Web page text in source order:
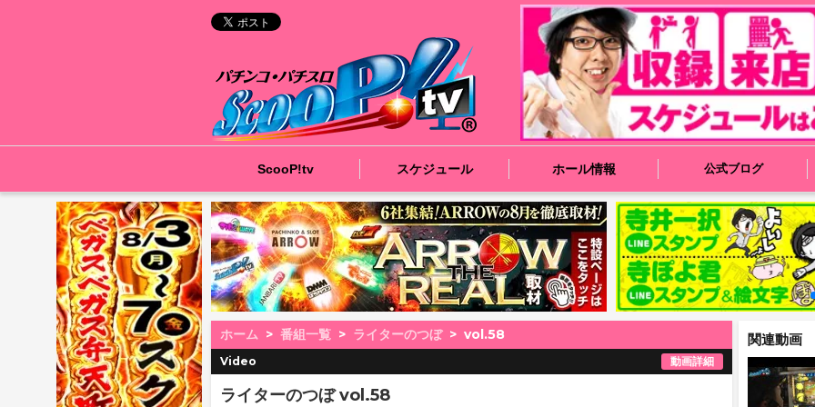
ScooP!tv スケジュール ホール情報 公式ブログ
ホーム 番組一覧 ライターのつぼ vol.58
Video 動画詳細
ライターのつぼ vol.58
関連動画